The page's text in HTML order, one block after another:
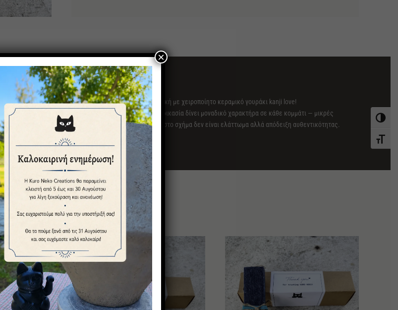
Λαμπάδα κόκκινη ξυστή, αρωματική με χειροποίητο κεραμικό γουράκι kanji love!
Θυμηθείτε ότι η χειροποίητη διαδικασία δίνει μοναδικό χαρακτήρα σε κάθε κομμάτι — μικρές
διαφοροποιήσεις στο χρώμα και στο σχήμα δεν είναι ελάττωμα αλλά απόδειξη αυθεντικότητας.
Μπορεί να σας αρέσουν
×